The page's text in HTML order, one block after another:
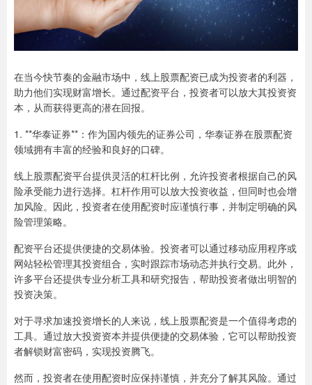
在当今快节奏的金融市场中，线上股票配资已成为投资者的利器，
助力他们实现财富增长。通过配资平台，投资者可以放大其投资资
本，从而获得更高的潜在回报。
1. **华泰证券**：作为国内领先的证券公司，华泰证券在股票配资
领域拥有丰富的经验和良好的口碑。
线上股票配资平台提供灵活的杠杆比例，允许投资者根据自己的风
险承受能力进行选择。杠杆作用可以放大投资收益，但同时也会增
加风险。因此，投资者在使用配资时应谨慎行事，并制定明确的风
险管理策略。
配资平台还提供便捷的交易体验。投资者可以通过移动应用程序或
网站轻松管理其投资组合，实时跟踪市场动态并执行交易。此外，
许多平台还提供专业分析工具和研究报告，帮助投资者做出明智的
投资决策。
对于寻求加速投资增长的人来说，线上股票配资是一个值得考虑的
工具。通过放大投资资本并提供便捷的交易体验，它可以帮助投资
者解锁财富密码，实现投资腾飞。
然而，投资者在使用配资时应保持谨慎，并充分了解其风险。通过